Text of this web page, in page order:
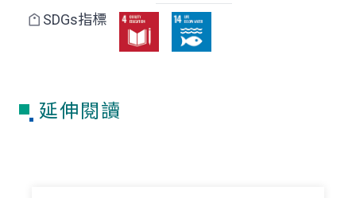
SDGs指標
延伸閱讀